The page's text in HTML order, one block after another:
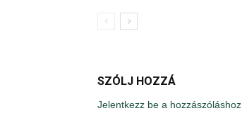
SZÓLJ HOZZÁ
Jelentkezz be a hozzászóláshoz